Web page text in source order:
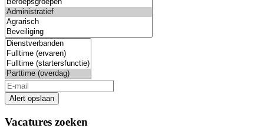
Alert opslaan
Vacatures zoeken